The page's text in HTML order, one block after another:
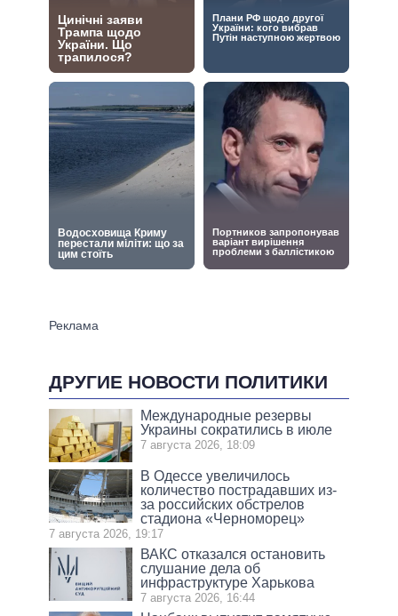
ДРУГИЕ НОВОСТИ ПОЛИТИКИ
Международные резервы
Украины сократились в июле
7 августа 2026, 18:09
В Одессе увеличилось
количество пострадавших из-
за российских обстрелов
стадиона «Черноморец»
7 августа 2026, 19:17
ВАКС отказался остановить
слушание дела об
инфраструктуре Харькова
7 августа 2026, 16:44